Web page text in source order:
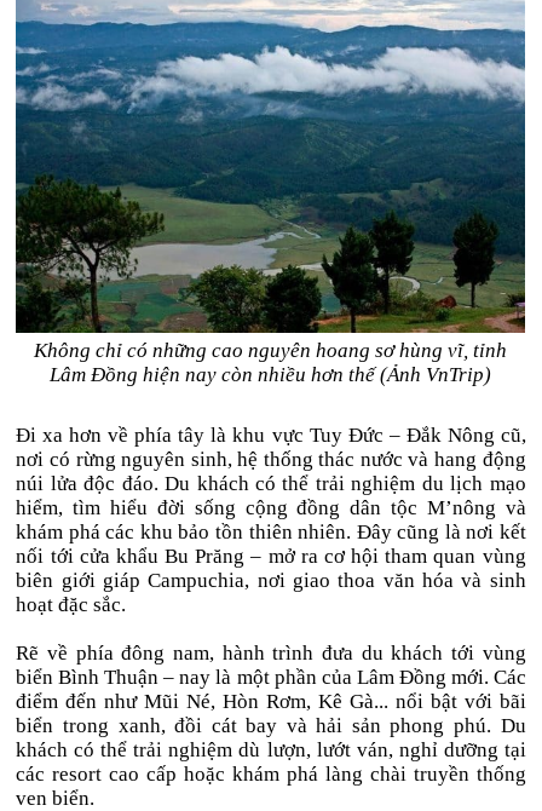
Không chỉ có những cao nguyên hoang sơ hùng vĩ, tỉnh
Lâm Đồng hiện nay còn nhiều hơn thế (Ảnh VnTrip)
Đi xa hơn về phía tây là khu vực Tuy Đức – Đắk Nông cũ,
nơi có rừng nguyên sinh, hệ thống thác nước và hang động
núi lửa độc đáo. Du khách có thể trải nghiệm du lịch mạo
hiểm, tìm hiểu đời sống cộng đồng dân tộc M’nông và
khám phá các khu bảo tồn thiên nhiên. Đây cũng là nơi kết
nối tới cửa khẩu Bu Prăng – mở ra cơ hội tham quan vùng
biên giới giáp Campuchia, nơi giao thoa văn hóa và sinh
hoạt đặc sắc.
Rẽ về phía đông nam, hành trình đưa du khách tới vùng
biển Bình Thuận – nay là một phần của Lâm Đồng mới. Các
điểm đến như Mũi Né, Hòn Rơm, Kê Gà... nổi bật với bãi
biển trong xanh, đồi cát bay và hải sản phong phú. Du
khách có thể trải nghiệm dù lượn, lướt ván, nghỉ dưỡng tại
các resort cao cấp hoặc khám phá làng chài truyền thống
ven biển.